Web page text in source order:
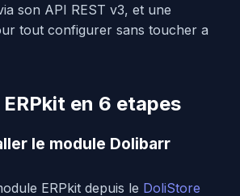
son API REST v3, et une
tout configurer sans toucher a
en 6 etapes
le module Dolibarr
ERPkit depuis le DoliStore